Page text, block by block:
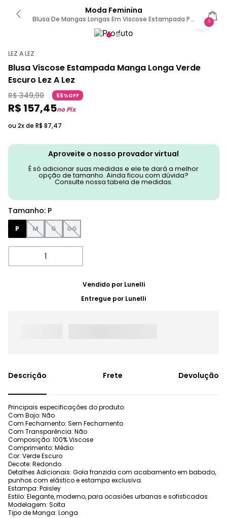
Moda Feminina
Blusa De Mangas Longas Em Viscose Estampada P /
0
LEZ A LEZ
Blusa Viscose Estampada Manga Longa Verde
Escuro Lez A Lez
R$ 349,90 55%OFF
R$ 157,45no Pix
ou 2x de R$ 87,47
Aproveite o nosso provador virtual
É só adicionar suas medidas e ele te dará a melhor
opção de tamanho. Ainda ficou com dúvida?
Consulte nossa tabela de medidas.
Tamanho: P
P M G GG
Vendido por Lunelli
Entregue por Lunelli
Frete Devolução
Principais especificações do produto:
Com Bojo: Não
Com Fechamento: Sem Fechamento
Com Transparência: Não
Composição: 100% Viscose
Comprimento: Médio
Cor: Verde Escuro
Decote: Redondo
Detalhes Adicionais: Gola franzida com acabamento em babado,
punhos com elástico e estampa exclusiva.
Estampa: Paisley
Estilo: Elegante, moderno, para ocasiões urbanas e sofisticadas
Modelagem: Solta
Tipo de Manga: Longa